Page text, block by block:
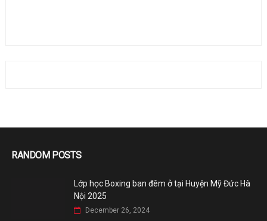
RANDOM POSTS
Lớp học Boxing ban đêm ở tại Huyện Mỹ Đức Hà
Nội 2025
December 26, 2024